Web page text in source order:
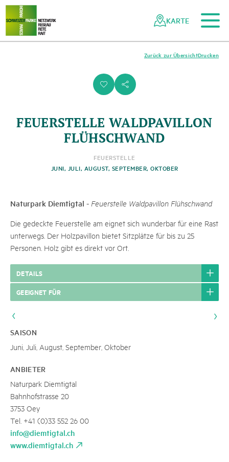
Navigieren
Netzwerk
Schweizer
Schnellnavigation
Zum Hauptinhalt
Zur mobilen Navigation
Zur Suche
Zum Fussbereich
Zur Sitemap
KARTE
i s
Drucken
Zurück zur Übersicht
FEUERSTELLE WALDPAVILLON
FLÜHSCHWAND
FEUERSTELLE
JUNI, JULI, AUGUST, SEPTEMBER, OKTOBER
Naturpark Diemtigtal - Feuerstelle Waldpavillon Flühschwand
Die gedeckte Feuerstelle am eignet sich wunderbar für eine Rast
unterwegs. Der Holzpavillon bietet Sitzplätze für bis zu 25
Personen. Holz gibt es direkt vor Ort.
DETAILS
GEEIGNET FÜR
SAISON
Juni, Juli, August, September, Oktober
ANBIETER
Naturpark Diemtigtal
Bahnhofstrasse 20
3753 Oey
Tel. +41 (0)33 552 26 00
info@diemtigtal.ch
www.diemtigtal.ch